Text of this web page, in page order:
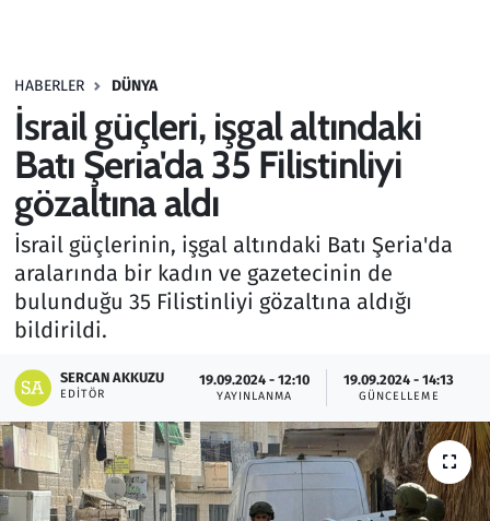
HABERLER DÜNYA
İsrail güçleri, işgal altındaki
Batı Şeria'da 35 Filistinliyi
gözaltına aldı
İsrail güçlerinin, işgal altındaki Batı Şeria'da
aralarında bir kadın ve gazetecinin de
bulunduğu 35 Filistinliyi gözaltına aldığı
bildirildi.
SERCAN AKKUZU
EDITÖR
19.09.2024 - 12:10
YAYINLANMA
19.09.2024 - 14:13
GÜNCELLEME
Haber
Kültür Sanat
Kurumsal Haberler
Lezzet Durağı
Memur ve Kamu
Otomobil
Oyun
Ramazan